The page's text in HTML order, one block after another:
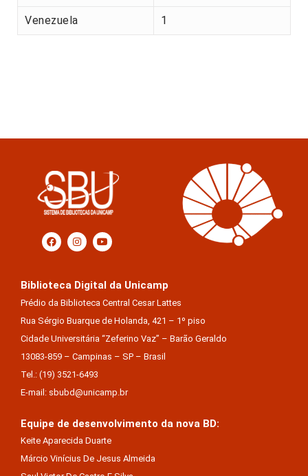
Venezuela 1
Biblioteca Digital da Unicamp
Prédio da Biblioteca Central Cesar Lattes
Rua Sérgio Buarque de Holanda, 421 – 1º piso
Cidade Universitária “Zeferino Vaz” – Barão Geraldo
13083-859 – Campinas – SP – Brasil
Tel.: (19) 3521-6493
E-mail: sbubd@unicamp.br
Equipe de desenvolvimento da nova BD:
Keite Aparecida Duarte
Márcio Vinícius De Jesus Almeida